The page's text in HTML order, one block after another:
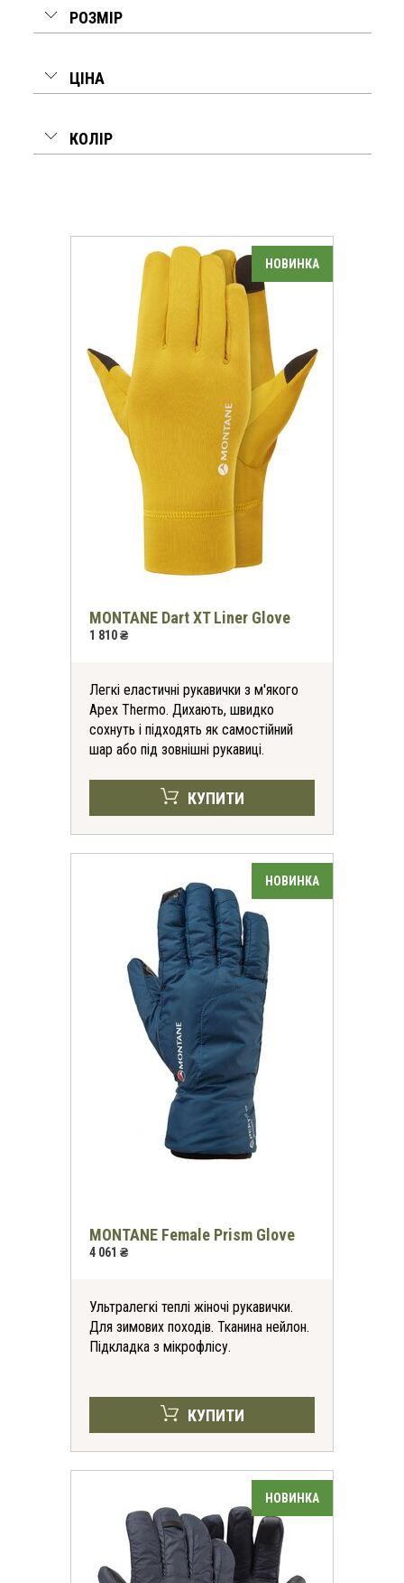
РОЗМІР
ЦІНА
КОЛІР
MONTANE Dart XT Liner Glove
1 810 ₴
Легкі еластичні рукавички з м'якого
Apex Thermo. Дихають, швидко
сохнуть і підходять як самостійний
шар або під зовнішні рукавиці.
КУПИТИ
MONTANE Female Prism Glove
4 061 ₴
Ультралегкі теплі жіночі рукавички.
Для зимових походів. Тканина нейлон.
Підкладка з мікрофлісу.
КУПИТИ